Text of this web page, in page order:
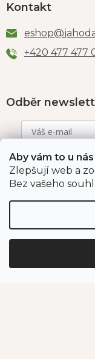
Aby vám to u
Zlepšují web a
Bez vašeho
Kontakt
eshop@
+420 477 477
Odběr
Vložením e-mailu
osobních údajů.